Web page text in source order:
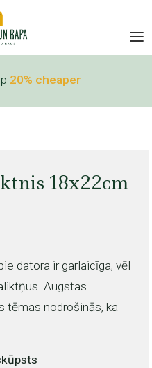
20% cheaper
18x22cm
datora ir garlaicīga, vēl
Augstas
tēmas nodrošinās, ka